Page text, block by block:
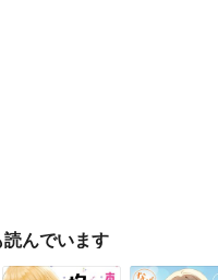
んでいます